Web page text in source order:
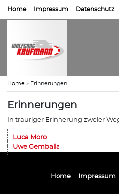
Home Impressum Datenschutz
Home » Erinnerungen
Erinnerungen
In trauriger Erinnerung zweier
Luca Moro
Uwe Gemballa
Home Impressum